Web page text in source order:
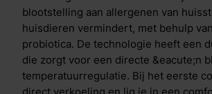
koperdeeltjes in de&nbsp;Copper
Coating&nbsp;zorgen voor actieve
tegen bacteri&euml;n. Wanneer
koper terechtkomen na bijvoorbeeld
contact, hoesten of niezen komen er
Deze ionen worden opgenomen in de
blootstelling aan allergenen van
huisdieren vermindert, met behulp
probiotica. De technologie heeft een
die zorgt voor een directe &eacute;n
temperatuurregulatie. Bij het eerste